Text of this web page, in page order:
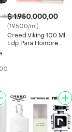
$ 1.950.000,00
(19500/ml)
Creed Viking 100 Ml.
Edp Para Hombre